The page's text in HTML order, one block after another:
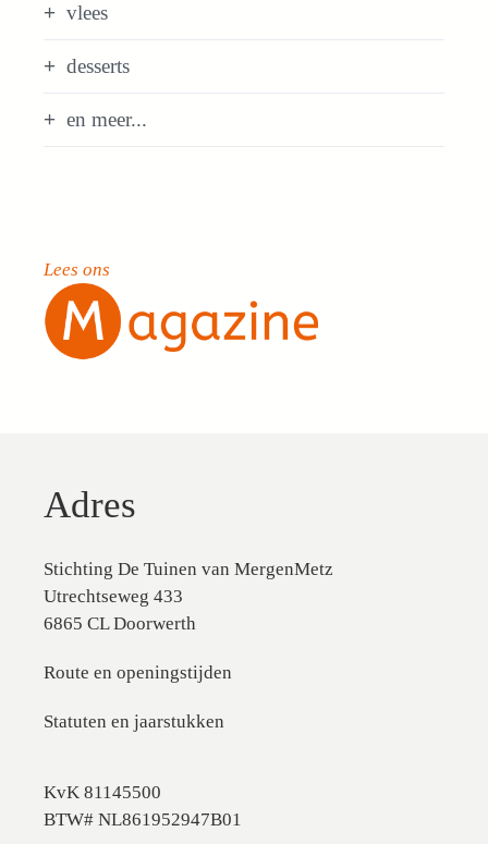
vlees
desserts
en meer...
Lees ons
Adres
Stichting De Tuinen van MergenMetz
Utrechtseweg 433
6865 CL Doorwerth
Route en openingstijden
Statuten en jaarstukken
KvK 81145500
BTW# NL861952947B01